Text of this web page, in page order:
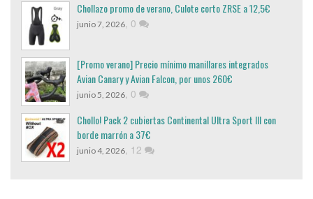
Chollazo promo de verano, Culote corto ZRSE a 12,5€
junio 7, 2026, 0
[Promo verano] Precio mínimo manillares integrados
Avian Canary y Avian Falcon, por unos 260€
junio 5, 2026, 0
Chollo! Pack 2 cubiertas Continental Ultra Sport III con
borde marrón a 37€
junio 4, 2026, 12